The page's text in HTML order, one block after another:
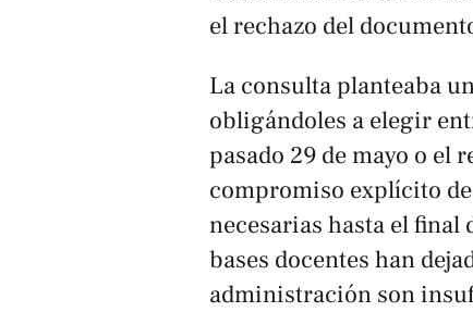
el rechazo del
La consulta planteaba
obligándoles a elegir
pasado 29 de mayo o el
compromiso explícito
necesarias hasta el final
bases docentes han
administración son